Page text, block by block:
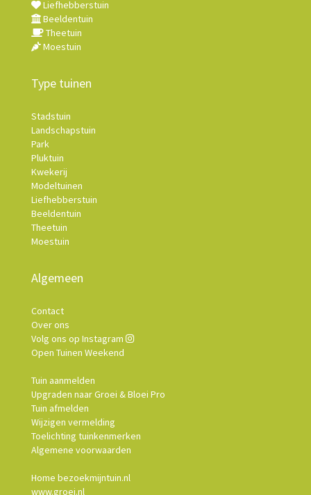
Liefhebberstuin
Beeldentuin
Theetuin
Moestuin
Type tuinen
Stadstuin
Landschapstuin
Park
Pluktuin
Kwekerij
Modeltuinen
Liefhebberstuin
Beeldentuin
Theetuin
Moestuin
Algemeen
Contact
Over ons
Volg ons op Instagram
Open Tuinen Weekend
Tuin aanmelden
Upgraden naar Groei & Bloei Pro
Tuin afmelden
Wijzigen vermelding
Toelichting tuinkenmerken
Algemene voorwaarden
Home bezoekmijntuin.nl
www.groei.nl